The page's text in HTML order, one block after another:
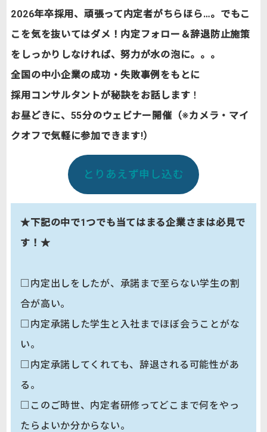
2026年卒採用、頑張って内定者がちらほら…。でもこ
こを気を抜いてはダメ！内定フォロー＆辞退防止施策
をしっかりしなければ、努力が水の泡に。。。
全国の中小企業の成功・失敗事例をもとに
採用コンサルタントが秘訣をお話します ！
お昼どきに、55分のウェビナー開催（※カメラ・マイ
クオフで気軽に参加できます!）
とりあえず申し込む
★下記の中で1つでも当てはまる企業さまは必見で
す！★
□内定出しをしたが、承諾まで至らない学生の割
合が高い。
□内定承諾した学生と入社までほぼ会うことがな
い。
□内定承諾してくれても、辞退される可能性があ
る。
□このご時世、内定者研修ってどこまで何をやっ
たらよいか分からない。